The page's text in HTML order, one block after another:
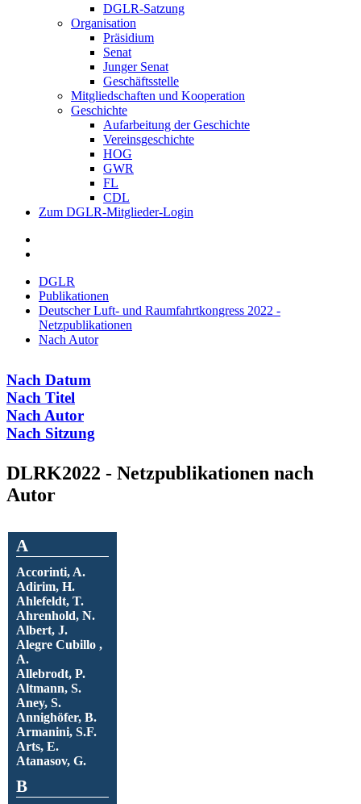
DGLR-Satzung
Organisation
Präsidium
Senat
Junger Senat
Geschäftsstelle
Mitgliedschaften und Kooperation
Geschichte
Aufarbeitung der Geschichte
Vereinsgeschichte
HOG
GWR
FL
CDL
Zum DGLR-Mitglieder-Login
DGLR
Publikationen
Deutscher Luft- und Raumfahrtkongress 2022 -
Netzpublikationen
Nach Autor
Nach Datum
Nach Titel
Nach Autor
Nach Sitzung
DLRK2022 - Netzpublikationen nach
Autor
A
Accorinti, A.
Adirim, H.
Ahlefeldt, T.
Ahrenhold, N.
Albert, J.
Alegre Cubillo ,
A.
Allebrodt, P.
Altmann, S.
Aney, S.
Annighöfer, B.
Armanini, S.F.
Arts, E.
Atanasov, G.
B